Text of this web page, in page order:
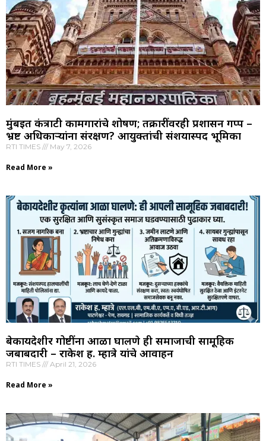
मुंबईत कंत्राटी कामगारांचे शोषण; तक्रारींवरही प्रशासन गप्प –
भ्रष्ट अधिकाऱ्यांना संरक्षण? आयुक्तांची संशयास्पद भूमिका
RTI TIMES May 7, 2026
Read More »
बेकायदेशीर गोष्टींना आळा घालणे ही समाजाची सामूहिक
जबाबदारी – राकेश ह. म्हात्रे यांचे आवाहन
RTI TIMES April 21, 2026
Read More »